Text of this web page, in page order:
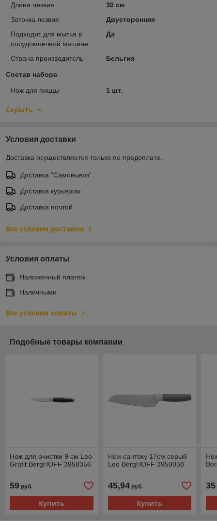
Длина лезвия
30 см
Заточка лезвия
Двусторонняя
Подходит для мытья в
посудомоечной машине
Да
Страна производитель Бельгия
Состав набора
Нож для пиццы 1 шт.
Скрыть
Условия доставки
Доставка осуществляется только по предоплате.
Доставка "Самовывоз"
Доставка курьером
Доставка почтой
Все условия доставки
Условия оплаты
Наложенный платеж
Наличными
Все условия оплаты
Подобные товары компании
Нож для очистки 9 см Leo
Grafit BergHOFF 3950356
59 руб.
Купить
Нож сантоку 17см серый
Leo BergHOFF 3950038
45,94руб.
Купить
35